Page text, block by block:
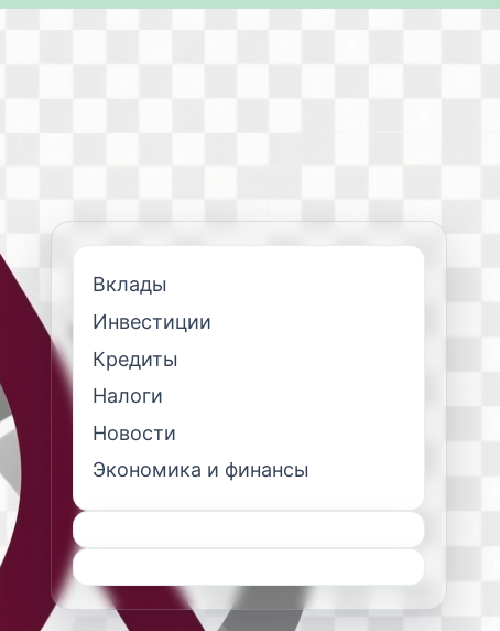
Вклады
Инвестиции
Кредиты
Налоги
Новости
Экономика и финансы